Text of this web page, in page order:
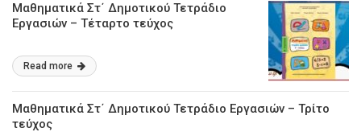
Μαθηματικά Στ΄ Δημοτικού Τετράδιο
Εργασιών – Τέταρτο τεύχος
Read more
Μαθηματικά Στ΄ Δημοτικού Τετράδιο Εργασιών – Τρίτο
τεύχος